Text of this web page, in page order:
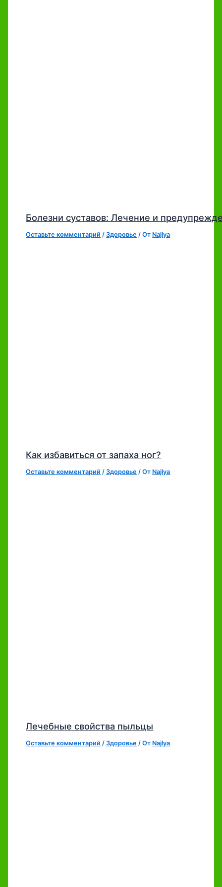
Болезни суставов: Лечение и
Оставьте комментарий /Здоровье / От Najlya
Как избавиться от запаха ног?
Оставьте комментарий /Здоровье / От Najlya
Лечебные свойства пыльцы
Оставьте комментарий /Здоровье / От Najlya